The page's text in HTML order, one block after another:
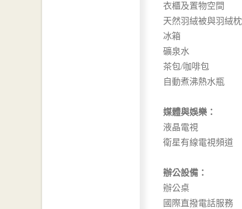
衣櫃及置物空間
天然羽絨被與羽絨枕
冰箱
礦泉水
茶包/咖啡包
自動煮沸熱水瓶
媒體與娛樂：
液晶電視
衛星有線電視頻道
辦公設備：
辦公桌
國際直撥電話服務